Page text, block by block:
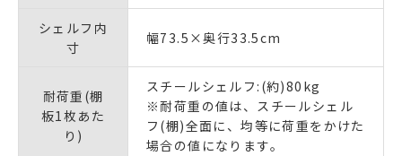
シェルフ内
寸
幅73.5×奥行33.5cm
耐荷重(棚
板1枚あた
り)
スチールシェルフ:(約)80kg
※耐荷重の値は、スチールシェル
フ(棚)全面に、均等に荷重をかけた
場合の値になります。